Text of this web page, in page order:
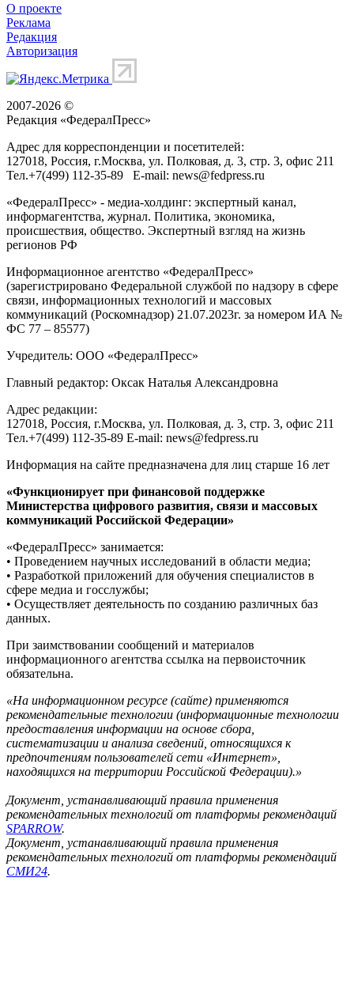
О проекте
Реклама
Редакция
Авторизация
2007-2026 ©
Редакция «ФедералПресс»
Адрес для корреспонденции и посетителей:
127018, Россия, г.Москва, ул. Полковая, д. 3, стр. 3, офис 211
Тел.+7(499) 112-35-89 E-mail: news@fedpress.ru
«ФедералПресс» - медиа-холдинг: экспертный канал,
информагентства, журнал. Политика, экономика,
происшествия, общество. Экспертный взгляд на жизнь
регионов РФ
Информационное агентство «ФедералПресс»
(зарегистрировано Федеральной службой по надзору в сфере
связи, информационных технологий и массовых
коммуникаций (Роскомнадзор) 21.07.2023г. за номером ИА №
ФС 77 – 85577)
Учредитель: ООО «ФедералПресс»
Главный редактор: Оксак Наталья Александровна
Адрес редакции:
127018, Россия, г.Москва, ул. Полковая, д. 3, стр. 3, офис 211
Тел.+7(499) 112-35-89 E-mail: news@fedpress.ru
Информация на сайте предназначена для лиц старше 16 лет
«Функционирует при финансовой поддержке
Министерства цифрового развития, связи и массовых
коммуникаций Российской Федерации»
«ФедералПресс» занимается:
• Проведением научных исследований в области медиа;
• Разработкой приложений для обучения специалистов в
сфере медиа и госслужбы;
• Осуществляет деятельность по созданию различных баз
данных.
При заимствовании сообщений и материалов
информационного агентства ссылка на первоисточник
обязательна.
«На информационном ресурсе (сайте) применяются
рекомендательные технологии (информационные технологии
предоставления информации на основе сбора,
систематизации и анализа сведений, относящихся к
предпочтениям пользователей сети «Интернет»,
находящихся на территории Российской Федерации).»
Документ, устанавливающий правила применения
рекомендательных технологий от платформы рекомендаций
SPARROW.
Документ, устанавливающий правила применения
рекомендательных технологий от платформы рекомендаций
СМИ24.